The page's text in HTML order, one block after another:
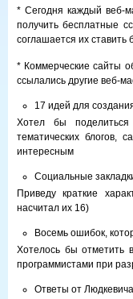
* Сегодня каждый веб-
получить бесплатные
соглашается их ставить
* Коммерческие сайты
ссылались другие веб-
17 идей для
Хотел бы
тематических блогов,
интересным
Социальные
Приведу краткие
насчитал их 16)
Восемь ошибок,
Хотелось бы отметить
программистами при
Ответы от